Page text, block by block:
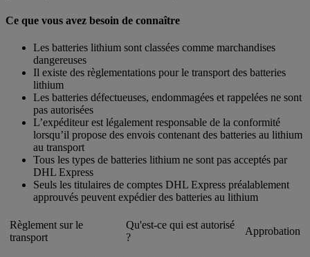
Ce que vous avez besoin de connaître
Les batteries lithium sont classées comme marchandises
dangereuses
Il existe des règlementations pour le transport des batteries
lithium
Les batteries défectueuses, endommagées et rappelées ne sont
pas autorisées
L’expéditeur est légalement responsable de la conformité
lorsqu’il propose des envois contenant des batteries au lithium
au transport
Tous les types de batteries lithium ne sont pas acceptés par
DHL Express
Seuls les titulaires de comptes DHL Express préalablement
approuvés peuvent expédier des batteries au lithium
Règlement sur le
transport
Qu'est-ce qui est autorisé
?
Approbation